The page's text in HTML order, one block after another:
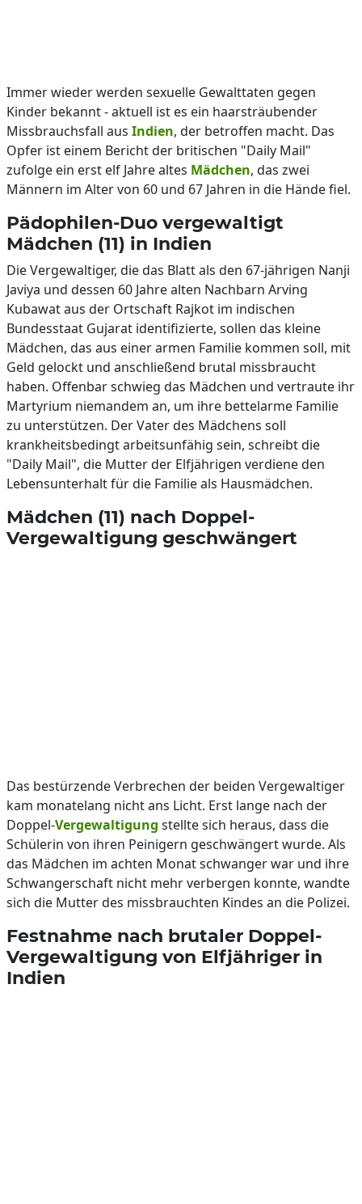
Immer wieder werden sexuelle Gewalttaten gegen
Kinder bekannt - aktuell ist es ein haarsträubender
Missbrauchsfall aus Indien, der betroffen macht. Das
Opfer ist einem Bericht der britischen "Daily Mail"
zufolge ein erst elf Jahre altes Mädchen, das zwei
Männern im Alter von 60 und 67 Jahren in die Hände fiel.
Pädophilen-Duo vergewaltigt
Mädchen (11) in Indien
Die Vergewaltiger, die das Blatt als den 67-jährigen Nanji
Javiya und dessen 60 Jahre alten Nachbarn Arving
Kubawat aus der Ortschaft Rajkot im indischen
Bundesstaat Gujarat identifizierte, sollen das kleine
Mädchen, das aus einer armen Familie kommen soll, mit
Geld gelockt und anschließend brutal missbraucht
haben. Offenbar schwieg das Mädchen und vertraute ihr
Martyrium niemandem an, um ihre bettelarme Familie
zu unterstützen. Der Vater des Mädchens soll
krankheitsbedingt arbeitsunfähig sein, schreibt die
"Daily Mail", die Mutter der Elfjährigen verdiene den
Lebensunterhalt für die Familie als Hausmädchen.
Mädchen (11) nach Doppel-
Vergewaltigung geschwängert
Das bestürzende Verbrechen der beiden Vergewaltiger
kam monatelang nicht ans Licht. Erst lange nach der
Doppel-Vergewaltigung stellte sich heraus, dass die
Schülerin von ihren Peinigern geschwängert wurde. Als
das Mädchen im achten Monat schwanger war und ihre
Schwangerschaft nicht mehr verbergen konnte, wandte
sich die Mutter des missbrauchten Kindes an die Polizei.
Festnahme nach brutaler Doppel-
Vergewaltigung von Elfjähriger in
Indien